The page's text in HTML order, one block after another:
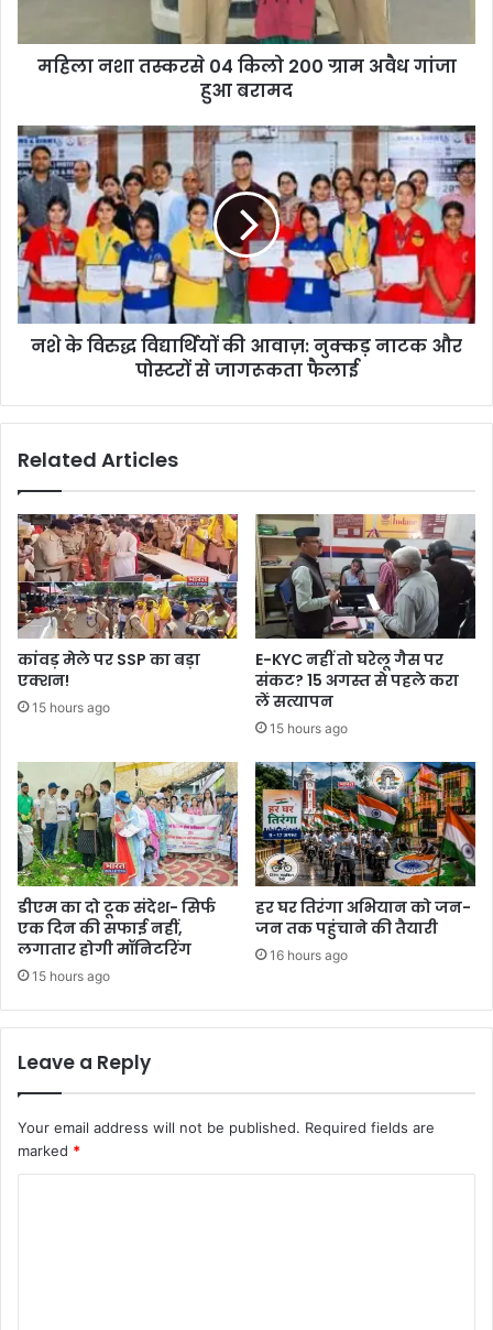
महिला नशा तस्करसे 04 किलो 200 ग्राम अवैध गांजा
हुआ बरामद
नशे के विरुद्ध विद्यार्थियों की आवाज़: नुक्कड़ नाटक और
पोस्टरों से जागरूकता फैलाई
Related Articles
कांवड़ मेले पर SSP का बड़ा
एक्शन!
15 hours ago
E-KYC नहीं तो घरेलू गैस पर
संकट? 15 अगस्त से पहले करा
लें सत्यापन
15 hours ago
डीएम का दो टूक संदेश- सिर्फ
एक दिन की सफाई नहीं,
लगातार होगी मॉनिटरिंग
15 hours ago
हर घर तिरंगा अभियान को जन-
जन तक पहुंचाने की तैयारी
16 hours ago
Leave a Reply
Your email address will not be published. Required fields are
marked *